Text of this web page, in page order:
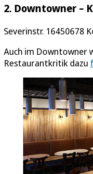
2. Downtowner –
Severinstr. 16450678
Auch im Downtowner
Restaurantkritik dazu